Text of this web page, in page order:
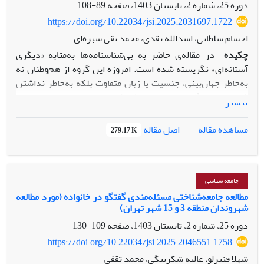
استعاره­ها و مفاهیم مارکسیستی کاهش و درمقابل مفاهیم وبری
رونق بیشتری یافت.
دوره 25، شماره 2، تابستان 1403، صفحه
89-108
https://doi.org/10.22034/jsi.2025.2031697.1722
احسام سلطانی، اسدالله نقدی، محمد تقی سبزه‌ای
چکیده در مقاله‌ی حاضر به بی‌شناسنامه‌ها به‌مثابه «دیگریِ
آستانه‌ای» نگریسته شده است. امروزه این گروه از هم‌وطنان نه
به‌خاطر جهان‌بینی، جنسیت یا زبان متفاوت بلکه به‌خاطر نداشتن
شناسنامه به گروهی منزوی و طردشده در میان میلیون‌ها انسان‌
بدل شده‌اند. با وجود این، تاکنون توجه چندانی به این گروه نشده
است و تقریباً سکوتی همه‌جا حاضر در میان پژوهشگران علوم
اجتماعی درباره‌ی گروه مورد اشاره وجود دارد. بنابراین، طرح این
پرسش ضروری است: چرا جامعه‌شناسان ایرانی کمتر به مسائل
این زندگی (زندگی دیگری/ فرد بی‌شناسنامه) توجه نشان
داده‌اند و اغلب درباره‌ی شیوه زندگی بی‌شناسنامه‌ها سکوت
کرده‌اند؟ در مقاله‌ی حاضر به قصد پاسخ به این پرسش به
مطالعه‌ی نسبت میان جامعه‌شناسی و دیگری (آستانه‌ای)
پرداخته‌ایم. به نظر می‌رسد که ریشه‌ی این سکوت در برخی
گرایش‌های موجود در جامعه‌شناسی مسلط قابل پیگیری است. در
واقع به قصد پاسخ به پرسش فوق به مطالعه‌ی برخی از مباحث
بیشتر
مشاهده مقاله
اصل مقاله 279.17 K
جامعه شناسی
مطالعه جامعه‌شناختی مسئله‌مندی گفتگو در خانواده (مورد مطالعه
شهروندان منطقه 3 و 15 شهر تهران)
دوره 25، شماره 2، تابستان 1403، صفحه
109-130
https://doi.org/10.22034/jsi.2025.2046551.1758
شهلا قنبرلو، عالیه شکربیگی، محمد ثقفی